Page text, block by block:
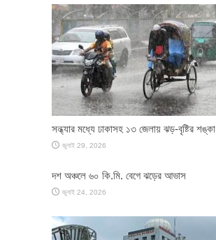
সন্ধ্যার মধ্যে ঢাকাসহ ১৩ জেলায় ঝড়-বৃষ্টির শঙ্কা
জুলাই 29, 2026
দশ অঞ্চলে ৬০ কি.মি. বেগে ঝড়ের আভাস
জুলাই 24, 2026